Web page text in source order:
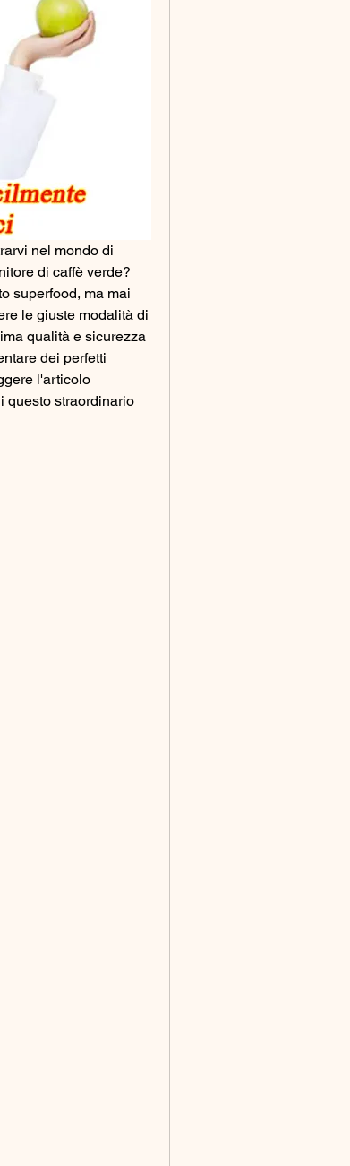
nel mondo di
di caffè verde?
superfood, ma mai
le giuste modalità di
qualità e sicurezza
dei perfetti
l'articolo
questo straordinario